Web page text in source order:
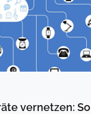
vernetzen: So